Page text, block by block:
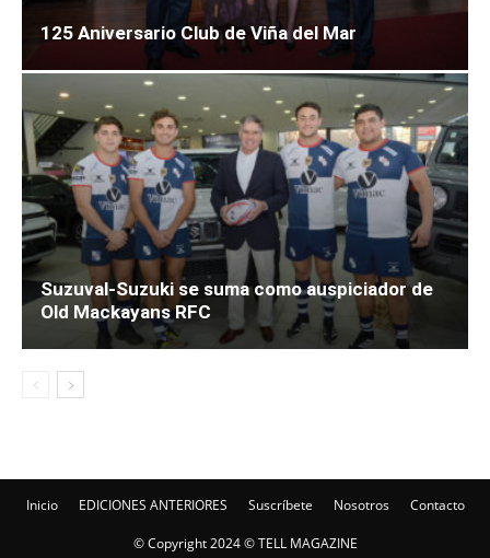
125 Aniversario Club de Viña del Mar
Suzuval-Suzuki se suma como auspiciador de
Old Mackayans RFC
Inicio EDICIONES ANTERIORES Suscríbete Nosotros Contacto
© Copyright 2024 © TELL MAGAZINE